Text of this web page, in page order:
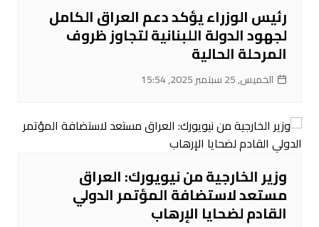
رئيس الوزراء يؤكد دعم العراق الكامل
لجهود الدولة اللبنانية لتجاوز ظروف
المرحلة الحالية
الخميس, 25 سبتمبر 2025, 15:54
وزير الخارجية من نيويورك: العراق
مستعد لاستضافة المؤتمر الدولي
القادم لضحايا الإرهاب